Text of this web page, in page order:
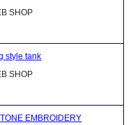
SHOP
style tank
SHOP
EMBROIDERY